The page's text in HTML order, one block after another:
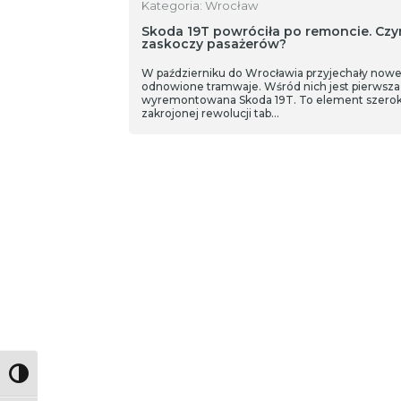
Toggle High Contrast
Kategoria: Wrocław
Skoda 19T powróciła po remoncie.
zaskoczy pasażerów?
W październiku do Wrocławia przyjechały
odnowione tramwaje. Wśród nich jest pierwsza
wyremontowana Skoda 19T. To element
zakrojonej rewolucji tab…